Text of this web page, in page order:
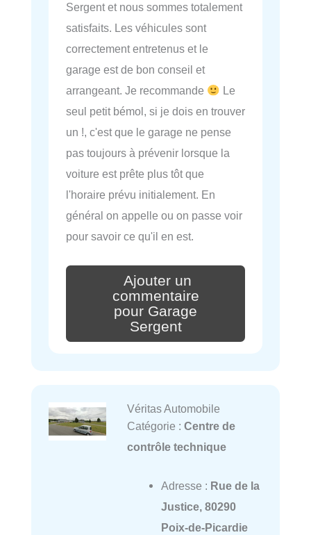
Sergent et nous sommes totalement
satisfaits. Les véhicules sont
correctement entretenus et le
garage est de bon conseil et
arrangeant. Je recommande
Le
seul petit bémol, si je dois en trouver
un !, c'est que le garage ne pense
pas toujours à prévenir lorsque la
voiture est prête plus tôt que
l'horaire prévu initialement. En
général on appelle ou on passe voir
pour savoir ce qu'il en est.
Ajouter un
commentaire
pour Garage
Sergent
Véritas Automobile
Catégorie : Centre de
contrôle technique
Adresse : Rue de la
Justice, 80290
Poix-de-Picardie